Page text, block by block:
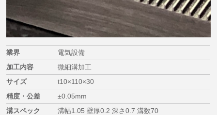
業界
電気設備
加工内容
微細溝加工
サイズ
t10×110×30
精度・公差
±0.05mm
溝スペック
溝幅1.05 壁厚0.2 深さ0.7 溝数70